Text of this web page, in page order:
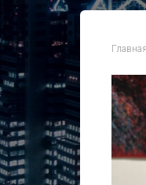
Главная